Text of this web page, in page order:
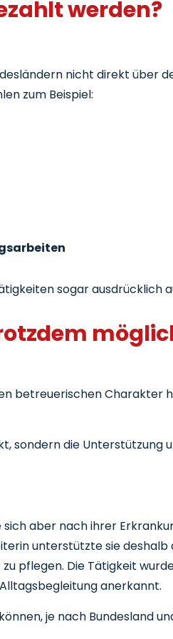
werden?
nicht direkt über
zum Beispiel:
sogar ausdrücklich
betreuerischen Charakter
sondern die Unterstützung
aber nach ihrer
unterstützte sie deshalb
pflegen. Die Tätigkeit
anerkannt.
je nach Bundesland